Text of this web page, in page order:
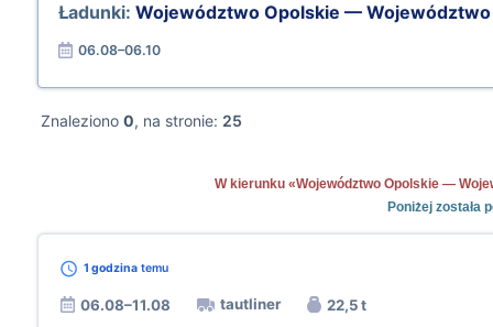
Ładunki: Województwo Opolskie —
06.08–06.10
Znaleziono 0, na stronie: 25
W kierunku «Województwo Opolskie —
Poniżej została
1 godzina temu
06.08–11.08 tautliner 22,5 t